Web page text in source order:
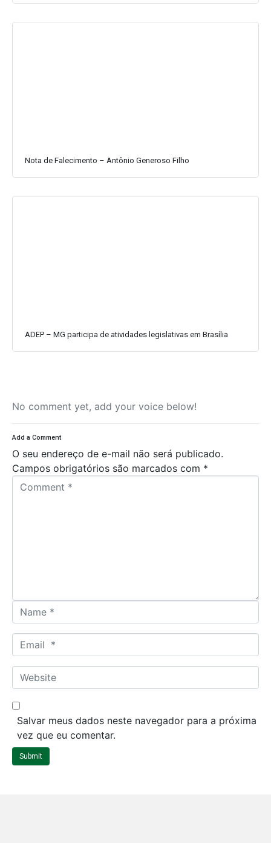
Nota de Falecimento – Antônio Generoso Filho
ADEP – MG participa de atividades legislativas em Brasília
No comment yet, add your voice below!
Add a Comment
O seu endereço de e-mail não será publicado.
Campos obrigatórios são marcados com *
a
m
*
m
a
*
W
e
b
t
Salvar meus dados neste navegador para a próxima
vez que eu comentar.
Submit